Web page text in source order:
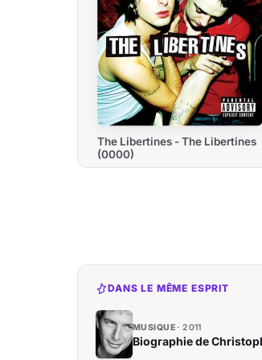
The Libertines - The Libertines
(0000)
DANS LE MÊME ESPRIT
MUSIQUE 2011
Biographie de